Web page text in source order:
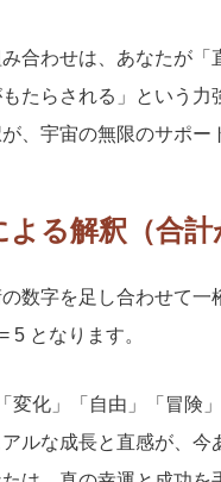
合わせは、あなたが
たらされる」という
、宇宙の無限のサポー
る解釈（合計
数字を足し合わせて
5 となります。
変化」「自由」「冒険
ルな成長と直感が、